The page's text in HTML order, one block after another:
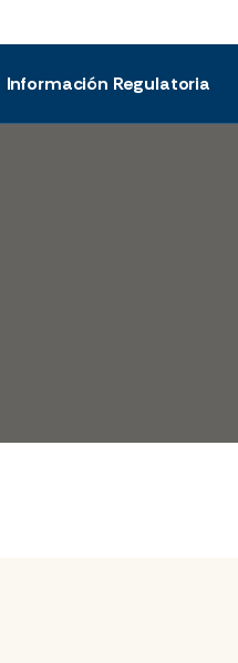
Información Regulatoria